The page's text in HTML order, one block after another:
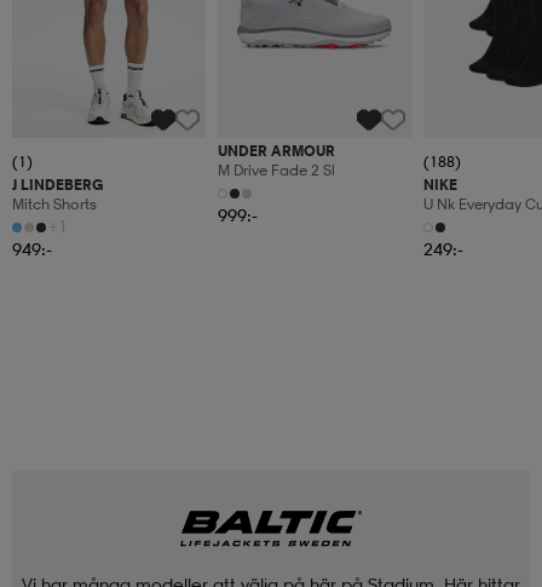
(1)
J LINDEBERG
Mitch Shorts
+1
949:-
UNDER ARMOUR
M Drive Fade 2 Sl
999:-
(188)
NIKE
U Nk Everyday
6pr-Bd
249:-